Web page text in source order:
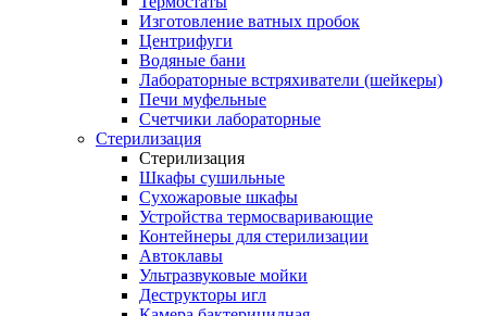
Изготовление ватных пробок
Центрифуги
Водяные бани
Лабораторные встряхиватели (шейкеры)
Печи муфельные
Счетчики лабораторные
Стерилизация
Стерилизация
Шкафы сушильные
Сухожаровые шкафы
Устройства термосваривающие
Контейнеры для стерилизации
Автоклавы
Ультразвуковые мойки
Деструкторы игл